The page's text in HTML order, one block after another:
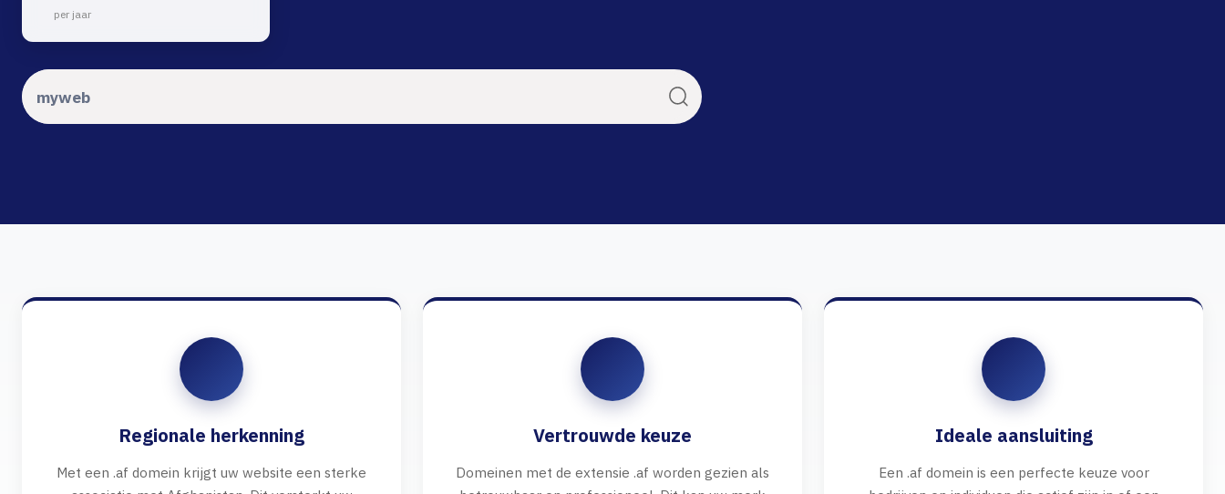
per jaar
Regionale herkenning
Met een .af domein krijgt uw website een sterke
Vertrouwde keuze
Domeinen met de extensie .af worden gezien als
Ideale aansluiting
Een .af domein is een perfecte keuze voor